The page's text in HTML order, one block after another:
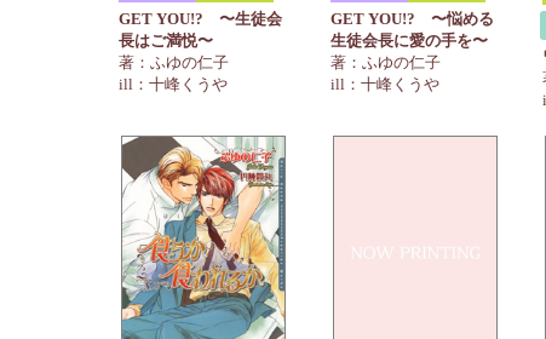
GET YOU!? 〜生徒会
長はご満悦〜
著：ふゆの仁子
ill：十峰くうや
GET YOU!? 〜悩める
生徒会長に愛の手を〜
著：ふゆの仁子
ill：十峰くうや